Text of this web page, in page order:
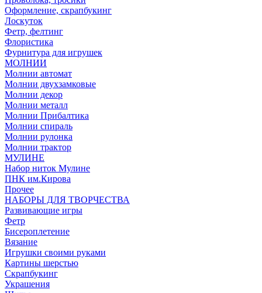
Оформление, скрапбукинг
Лоскуток
Фетр, фелтинг
Флористика
Фурнитура для игрушек
МОЛНИИ
Молнии автомат
Молнии двухзамковые
Молнии декор
Молнии металл
Молнии Прибалтика
Молнии спираль
Молнии рулонка
Молнии трактор
МУЛИНЕ
Набор ниток Мулине
ПНК им.Кирова
Прочее
НАБОРЫ ДЛЯ ТВОРЧЕСТВА
Развивающие игры
Фетр
Бисероплетение
Вязание
Игрушки своими руками
Картины шерстью
Скрапбукинг
Украшения